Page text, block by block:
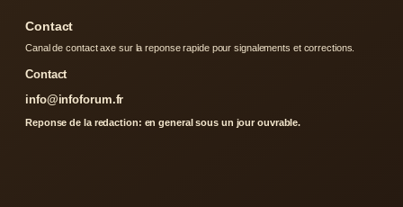
Contact
Canal de contact axe sur la reponse rapide pour signalements et corrections.
Contact
info@infoforum.fr
Reponse de la redaction: en general sous un jour ouvrable.